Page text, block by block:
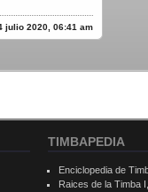
julio 2020, 06:41 am
TIMBAPEDIA
Enciclopedia de
Raices de la Timba